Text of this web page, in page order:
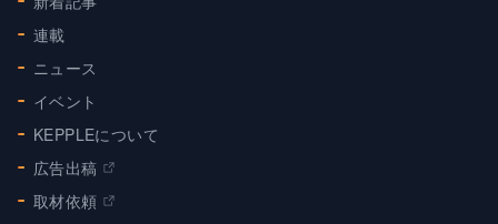
連載
ニュース
イベント
KEPPLEについて
広告出稿
取材依頼